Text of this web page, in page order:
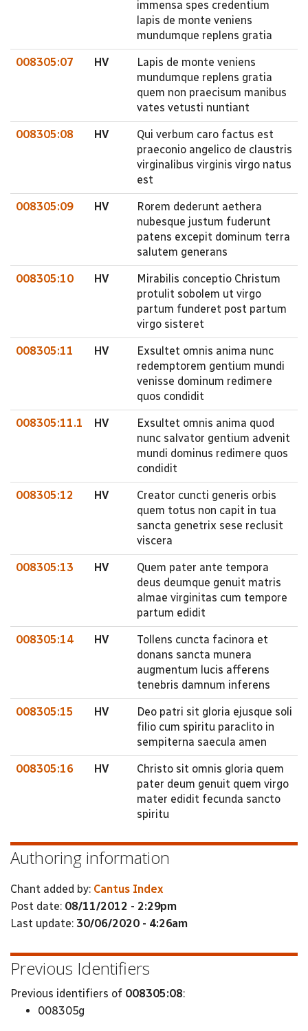
immensa spes credentium
lapis de monte veniens
mundumque replens gratia
008305:07 HV
Lapis de monte veniens
mundumque replens gratia
quem non praecisum manibus
vates vetusti nuntiant
008305:08 HV
Qui verbum caro factus est
praeconio angelico de claustris
virginalibus virginis virgo natus
est
008305:09 HV
Rorem dederunt aethera
nubesque justum fuderunt
patens excepit dominum terra
salutem generans
008305:10 HV
Mirabilis conceptio Christum
protulit sobolem ut virgo
partum funderet post partum
virgo sisteret
008305:11 HV
Exsultet omnis anima nunc
redemptorem gentium mundi
venisse dominum redimere
quos condidit
008305:11.1 HV
Exsultet omnis anima quod
nunc salvator gentium advenit
mundi dominus redimere quos
condidit
008305:12 HV
Creator cuncti generis orbis
quem totus non capit in tua
sancta genetrix sese reclusit
viscera
008305:13 HV
Quem pater ante tempora
deus deumque genuit matris
almae virginitas cum tempore
partum edidit
008305:14 HV
Tollens cuncta facinora et
donans sancta munera
augmentum lucis afferens
tenebris damnum inferens
008305:15 HV
Deo patri sit gloria ejusque soli
filio cum spiritu paraclito in
sempiterna saecula amen
008305:16 HV
Christo sit omnis gloria quem
pater deum genuit quem virgo
mater edidit fecunda sancto
spiritu
Authoring information
Chant added by: Cantus Index
Post date: 08/11/2012 - 2:29pm
Last update: 30/06/2020 - 4:26am
Previous Identifiers
Previous identifiers of 008305:08:
008305g